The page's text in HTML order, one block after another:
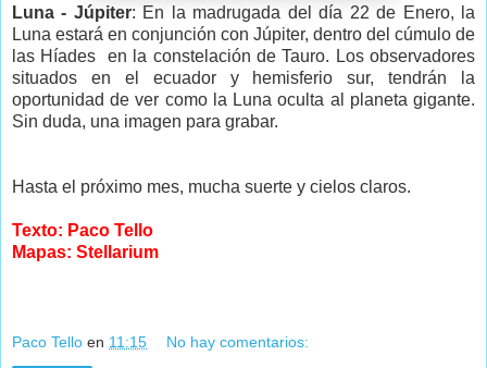
Luna - Júpiter: En la madrugada del día 22 de Enero, la
Luna estará en conjunción con Júpiter, dentro del cúmulo de
las Híades en la constelación de Tauro. Los observadores
situados en el ecuador y hemisferio sur, tendrán la
oportunidad de ver como la Luna oculta al planeta gigante.
Sin duda, una imagen para grabar.
Hasta el próximo mes, mucha suerte y cielos claros.
Texto: Paco Tello
Mapas: Stellarium
Paco Tello en 11:15 No hay comentarios: